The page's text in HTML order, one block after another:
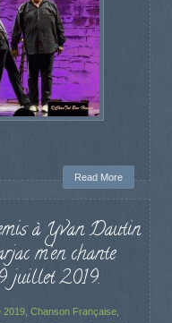
Read More
à Yvan Dautin
m’en chante
juillet 2019.
2019 Chanson Française